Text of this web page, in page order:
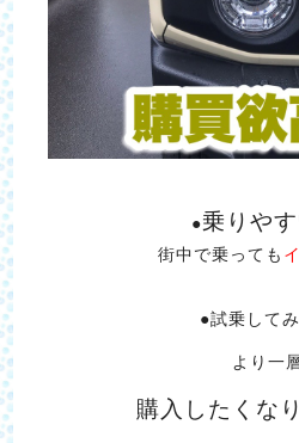
●乗りやす
街中で乗っても
●試乗して
より一
購入したくな